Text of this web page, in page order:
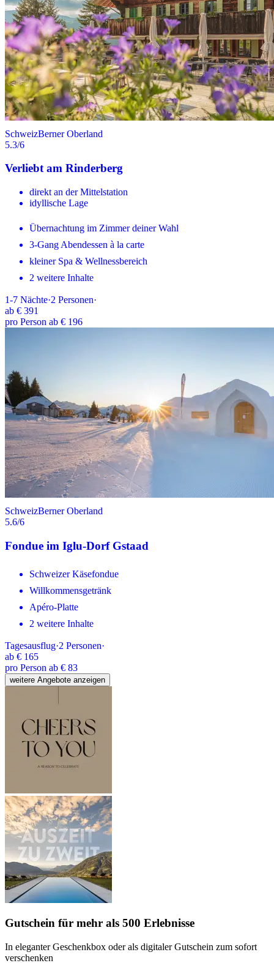
SchweizBerner Oberland
5.3/6
Verliebt am Rinderberg
direkt an der Mittelstation
idyllische Lage
Übernachtung im Zimmer deiner Wahl
3-Gang Abendessen à la carte
kleiner Spa & Wellnessbereich
2 weitere Inhalte
1-7 Nächte·2 Personen·
ab € 391
pro Person ab € 196
SchweizBerner Oberland
5.6/6
Fondue im Iglu-Dorf Gstaad
Schweizer Käsefondue
Willkommensgetränk
Apéro-Platte
2 weitere Inhalte
Tagesausflug·2 Personen·
ab € 165
pro Person ab € 83
weitere Angebote anzeigen
Gutschein für mehr als 500 Erlebnisse
In eleganter Geschenkbox oder als digitaler Gutschein zum sofort
verschenken